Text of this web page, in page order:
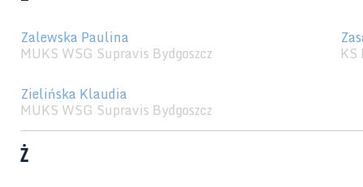
Zalewska Paulina
MUKS WSG Supravis Bydgoszcz
KS
Zielińska Klaudia
MUKS WSG Supravis Bydgoszcz
Ż